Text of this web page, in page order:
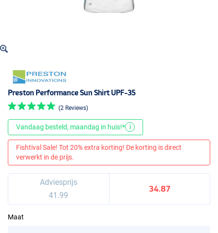
Preston Performance Sun Shirt UPF-35
(2 Reviews)
Vandaag besteld, maandag in huis!* i
Fishtival Sale! Tot 20% extra korting! De korting is direct
verwerkt in de prijs.
Adviesprijs
41.99
34.87
Maat